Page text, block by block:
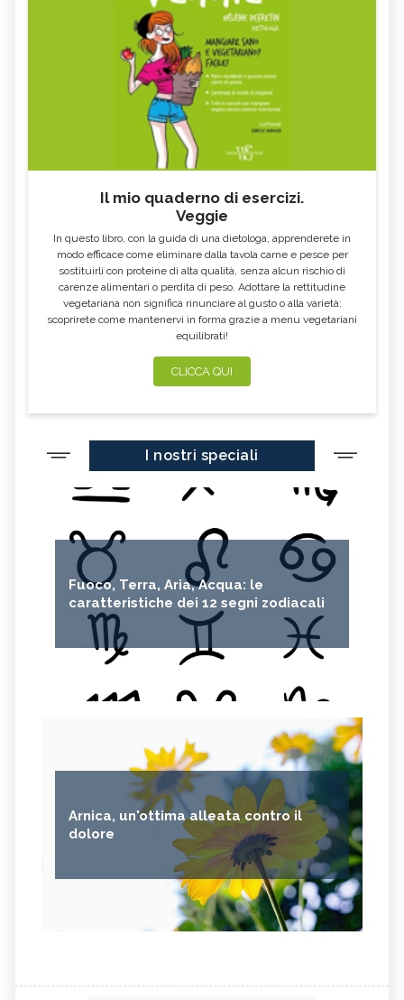
Il mio quaderno di esercizi.
Veggie
In questo libro, con la guida di una dietologa, apprenderete in
modo efficace come eliminare dalla tavola carne e pesce per
sostituirli con proteine di alta qualità, senza alcun rischio di
carenze alimentari o perdita di peso. Adottare la rettitudine
vegetariana non significa rinunciare al gusto o alla varietà:
scoprirete come mantenervi in forma grazie a menu vegetariani
equilibrati!
CLICCA QUI
I nostri speciali
Fuoco, Terra, Aria, Acqua: le
caratteristiche dei 12 segni zodiacali
Arnica, un'ottima alleata contro il
dolore